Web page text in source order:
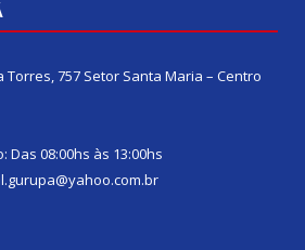
Torres, 757 Setor Santa Maria – Centro
08:00hs às 13:00hs